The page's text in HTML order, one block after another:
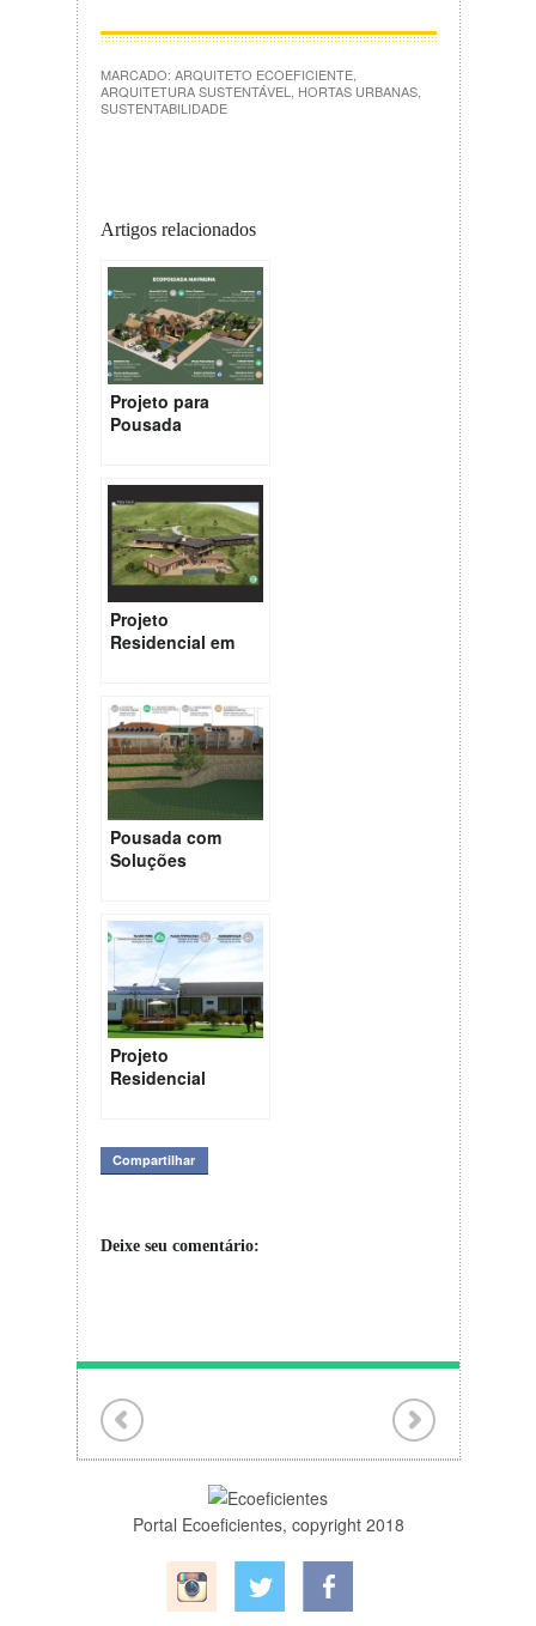
MARCADO: ARQUITETO ECOEFICIENTE,
ARQUITETURA SUSTENTÁVEL
HORTAS URBANAS,
SUSTENTABILIDADE
Artigos relacionados
Projeto para
Pousada
Projeto
Residencial em
Janeiro
Pousada com
Soluções
Projeto
Residencial
Paulo
Compartilhar
Deixe seu comentário:
Portal Ecoeficientes, copyright 2018